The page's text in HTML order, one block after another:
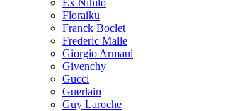
Floraiku
Franck Boclet
Frederic Malle
Giorgio Armani
Givenchy
Gucci
Guerlain
Guy Laroche